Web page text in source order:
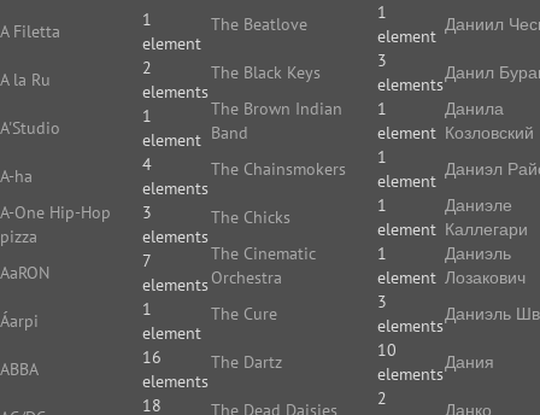
A Filetta
1
element
A la Ru
2
elements
A'Studio
1
element
A-ha
4
elements
A-One Hip-Hop
pizza
3
elements
AaRON
7
elements
Áarpi
1
element
ABBA
16
elements
18
The Beatlove
1
element
The Black Keys
3
elements
The Brown Indian
Band
1
element
The Chainsmokers
1
element
The Chicks
1
element
The Cinematic
Orchestra
1
element
The Cure
3
elements
The Dartz
10
elements
The Dead Daisies
2
Даниил
Данил
Данила
Козловский
Даниэл
Даниэле
Каллегари
Даниэль
Лозакович
Даниэль
Дания
Данко